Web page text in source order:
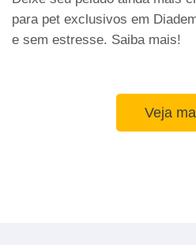
para pet exclusivos em
e sem estresse. Saiba mais!
Veja